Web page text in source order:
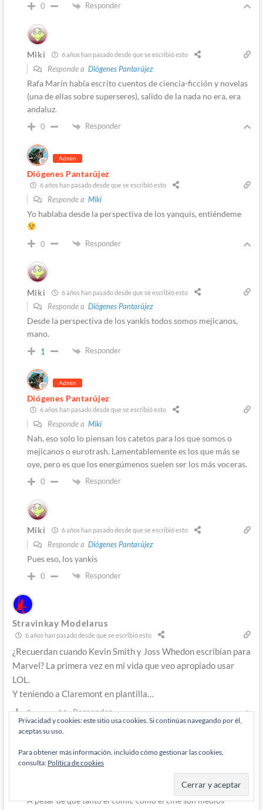
0 Responder
Miki 6 años han pasado desde que se escribió esto
Responde a Diógenes Pantarújez
Rafa Marín había escrito cuentos de ciencia-ficción y novelas
(una de ellas sobre superseres), salido de la nada no era, era
andaluz.
0 Responder
Admin
Diógenes Pantarújez
6 años han pasado desde que se escribió esto
Responde a Miki
Yo hablaba desde la perspectiva de los yanquis, entiéndeme
0 Responder
Miki 6 años han pasado desde que se escribió esto
Responde a Diógenes Pantarújez
Desde la perspectiva de los yankis todos somos mejicanos,
mano.
1 Responder
Admin
Diógenes Pantarújez
6 años han pasado desde que se escribió esto
Responde a Miki
Nah, eso solo lo piensan los catetos para los que somos o
mejicanos o eurotrash. Lamentablemente es los que más se
oye, pero es que los energúmenos suelen ser los más voceras.
0 Responder
Miki 6 años han pasado desde que se escribió esto
Responde a Diógenes Pantarújez
Pues eso, los yankis
0 Responder
Stravinkay Modelarus
6 años han pasado desde que se escribió esto
¿Recuerdan cuando Kevin Smith y Joss Whedon escribían para
Marvel? La primera vez en mi vida que veo apropiado usar
LOL.
Y teniendo a Claremont en plantilla…
0 Responder
Diógenes Pantarújez
A pesar de que tanto el cómic como el cine son medios
Privacidad y cookies: este sitio usa cookies. Si continúas navegando por él,
aceptas su uso.
Para obtener más información, incluido cómo gestionar las cookies,
consulta: Política de cookies